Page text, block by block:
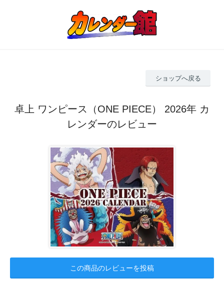
ショップへ戻る
卓上 ワンピース（ONE PIECE） 2026年 カ
レンダーのレビュー
この商品のレビューを投稿